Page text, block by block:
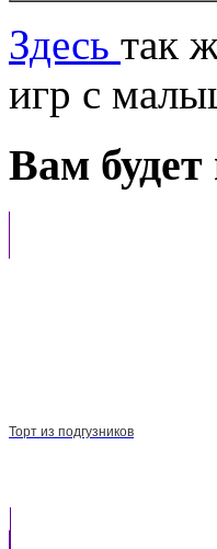
Здесь так
игр с
Вам будет
Торт из подгузников